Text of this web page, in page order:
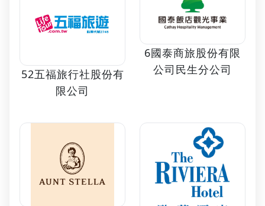
52五福旅行社股份有
限公司
6國泰商旅股份有限
公司民生分公司